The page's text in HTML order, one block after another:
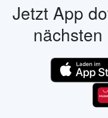
Jetzt App
nächsten